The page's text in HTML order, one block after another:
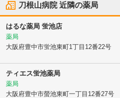
刀根山病院近隣の薬局
はるな薬局 蛍池店
薬局
大阪府豊中市蛍池東町1丁目12番22号
ティエス蛍池薬局
薬局
大阪府豊中市螢池東町一丁目12番27号